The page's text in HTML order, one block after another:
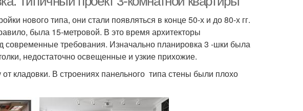
нового типа, они стали появляться в конце 50-х и до 80-х гг.
была 15-метровой. В это время архитекторы
современные требования. Изначально планировка 3 -шки была
недостаточно освещенные и узкие прихожие.
кладовки. В строениях панельного типа стены были плохо